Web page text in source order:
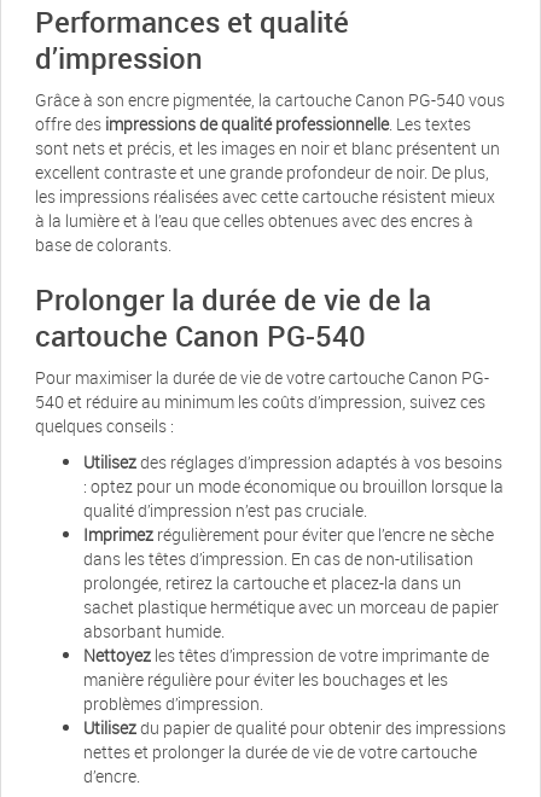
Performances et qualité
d’impression
Grâce à son encre pigmentée, la cartouche Canon PG-540 vous
offre des impressions de qualité professionnelle. Les textes
sont nets et précis, et les images en noir et blanc présentent un
excellent contraste et une grande profondeur de noir. De plus,
les impressions réalisées avec cette cartouche résistent mieux
à la lumière et à l’eau que celles obtenues avec des encres à
base de colorants.
Prolonger la durée de vie de la
cartouche Canon PG-540
Pour maximiser la durée de vie de votre cartouche Canon PG-
540 et réduire au minimum les coûts d’impression, suivez ces
quelques conseils :
Utilisezdes réglages d’impression adaptés à vos besoins
: optez pour un mode économique ou brouillon lorsque la
qualité d’impression n’est pas cruciale.
Imprimez régulièrement pour éviter que l’encre ne sèche
dans les têtes d’impression. En cas de non-utilisation
prolongée, retirez la cartouche et placez-la dans un
sachet plastique hermétique avec un morceau de papier
absorbant humide.
Nettoyez les têtes d’impression de votre imprimante de
manière régulière pour éviter les bouchages et les
problèmes d’impression.
Utilisezdu papier de qualité pour obtenir des impressions
nettes et prolonger la durée de vie de votre cartouche
d’encre.